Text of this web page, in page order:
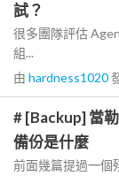
試？
很多團隊評估
組...
由 hardness1020
# [Backup] 當
備份是什麼
前面幾篇提過一個